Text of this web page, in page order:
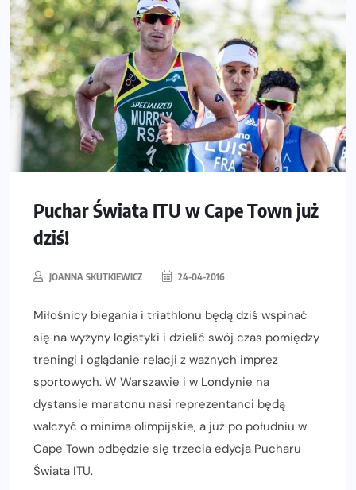
Puchar Świata ITU w Cape Town już
dziś!
JOANNA SKUTKIEWICZ 24-04-2016
Miłośnicy biegania i triathlonu będą dziś wspinać
się na wyżyny logistyki i dzielić swój czas pomiędzy
treningi i oglądanie relacji z ważnych imprez
sportowych. W Warszawie i w Londynie na
dystansie maratonu nasi reprezentanci będą
walczyć o minima olimpijskie, a już po południu w
Cape Town odbędzie się trzecia edycja Pucharu
Świata ITU.